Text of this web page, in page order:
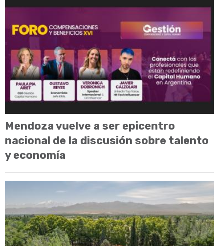
Mendoza vuelve a ser epicentro
nacional de la discusión sobre talento
y economía